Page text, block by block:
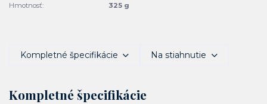
Hmotnosť:
325 g
Kompletné špecifikácie Na stiahnutie
Kompletné špecifikácie